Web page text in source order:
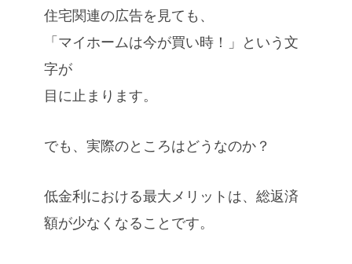
住宅関連の広告を見ても、
「マイホームは今が買い時！」という文
字が
目に止まります。
でも、実際のところはどうなのか？
低金利における最大メリットは、総返済
額が少なくなることです。